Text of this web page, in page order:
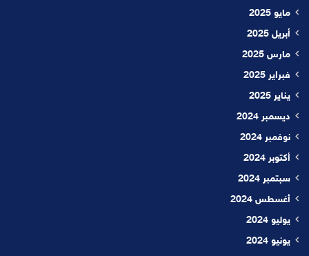
مايو 2025
أبريل 2025
مارس 2025
فبراير 2025
يناير 2025
ديسمبر 2024
نوفمبر 2024
أكتوبر 2024
سبتمبر 2024
أغسطس 2024
يوليو 2024
يونيو 2024